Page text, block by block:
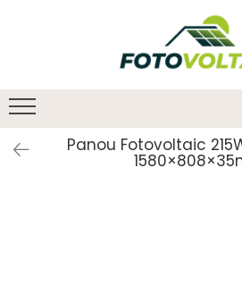
Panou Fotovoltaic